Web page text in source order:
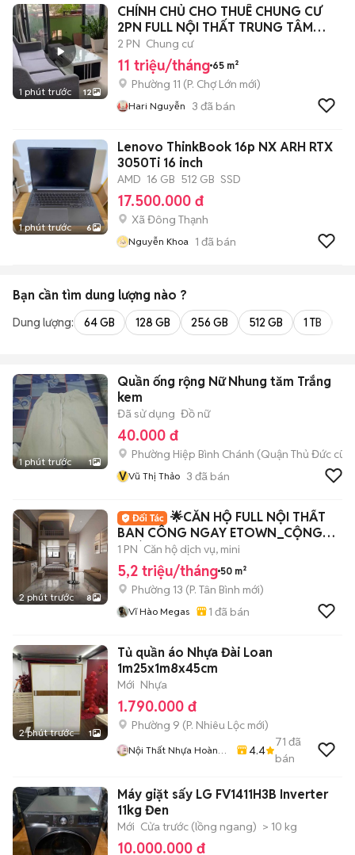
1 phút trước 12
CHÍNH CHỦ CHO THUÊ CHUNG CƯ
2PN FULL NỘI THẤT TRUNG TÂM
QUẬN 5
2 PN Chung cư
11 triệu/tháng 65 m²
Phường 11 (P. Chợ Lớn mới)
Hari Nguyễn 3 đã bán
1 phút trước 6
Lenovo ThinkBook 16p NX ARH RTX
3050Ti 16 inch
AMD 16 GB 512 GB SSD
17.500.000 đ
Xã Đông Thạnh
Nguyễn Khoa 1 đã bán
Bạn cần tìm dung lượng nào ?
Dung lượng: 64 GB 128 GB 256 GB 512 GB 1 TB
1 phút trước 1
Quần ống rộng Nữ Nhung tăm Trắng
kem
Đã sử dụng Đồ nữ
40.000 đ
Phường Hiệp Bình Chánh (Quận Thủ Đức cũ)
VVũ Thị Thảo 3 đã bán
2 phút trước 8
🌟CĂN HỘ FULL NỘI THẤT
BAN CÔNG NGAY ETOWN_CỘNG
HOÀ
1 PN Căn hộ dịch vụ, mini
5,2 triệu/tháng 50 m²
Phường 13 (P. Tân Bình mới)
Vĩ Hào Megas 1 đã bán
2 phút trước 1
Tủ quần áo Nhựa Đài Loan
1m25x1m8x45cm
Mới Nhựa
1.790.000 đ
Phường 9 (P. Nhiêu Lộc mới)
Nội Thất Nhựa Hoàng
4.4
71 đã
bán
Máy giặt sấy LG FV1411H3B Inverter
11kg Đen
Mới Cửa trước (lồng ngang) > 10 kg
10.000.000 đ